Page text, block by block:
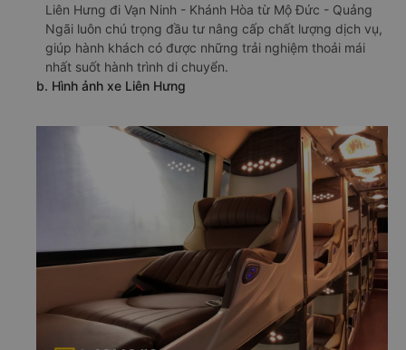
Liên Hưng đi Vạn Ninh - Khánh Hòa từ Mộ Đức - Quảng
Ngãi luôn chú trọng đầu tư nâng cấp chất lượng dịch vụ,
giúp hành khách có được những trải nghiệm thoải mái
nhất suốt hành trình di chuyển.
b. Hình ảnh xe Liên Hưng